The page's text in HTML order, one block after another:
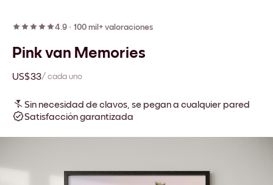
4.9 · 100 mil+ valoraciones
Pink van Memories
US$33/ cada uno
Sin necesidad de clavos, se pegan a cualquier pared
Satisfacción garantizada